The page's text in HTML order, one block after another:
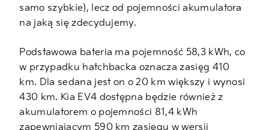
samo szybkie), lecz od pojemności akumulatora
na jaką się zdecydujemy.
Podstawowa bateria ma pojemność 58,3 kWh, co
w przypadku hatchbacka oznacza zasięg 410
km. Dla sedana jest on o 20 km większy i wynosi
430 km. Kia EV4 dostępna będzie również z
akumulatorem o pojemności 81,4 kWh
zapewniającym 590 km zasięgu w wersji